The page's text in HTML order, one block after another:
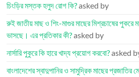
চিংড়ির মস্তক হলুদ রোগ কি?asked by
রুই জাতীয় মাছ ও শিং-মাগুর মাছের মিশ্রচাষের পুকরে
ভাসছে। এর প্রতিকার কী?asked by
নার্সারি পুকুরে কি হারে খাদ্য প্রয়োগ করবো?asked
বাংলাদেশের স্বাদুপানির ও সামুদ্রিক মাছের প্রজাতির